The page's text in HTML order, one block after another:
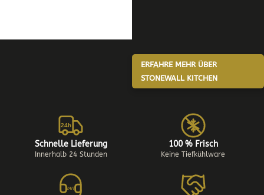
ERFAHRE MEHR ÜBER
STONEWALL KITCHEN
24h
Schnelle Lieferung
Innerhalb 24 Stunden
100 % Frisch
Keine Tiefkühlware
24/7